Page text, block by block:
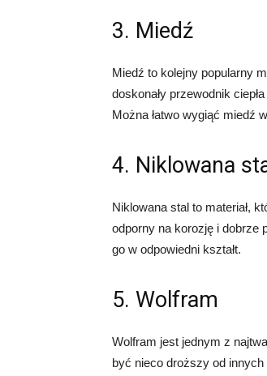
3. Miedź
Miedź to kolejny popularny
doskonały przewodnik
Można łatwo wygiąć miedź
4. Niklowana
Niklowana stal to materiał,
odporny na korozję i dobrze
go w odpowiedni kształt.
5. Wolfram
Wolfram jest jednym z
być nieco droższy od